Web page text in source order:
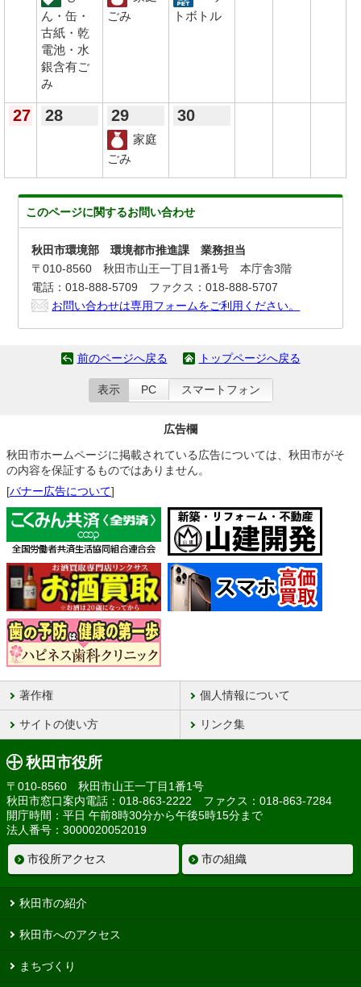
ん・缶・
古紙・乾
電池・水
銀含有ご
み
ごみ
トボトル
27 28 29
家庭
ごみ
30
このページに関するお問い合わせ
秋田市環境部 環境都市推進課 業務担当
〒010-8560 秋田市山王一丁目1番1号 本庁舎3階
電話：018-888-5709 ファクス：018-888-5707
お問い合わせは専用フォームをご利用ください。
前のページへ戻る トップページへ戻る
表示 PC スマートフォン
広告欄
秋田市ホームページに掲載されている広告については、秋田市がそ
の内容を保証するものではありません。
[バナー広告について]
著作権 個人情報について
サイトの使い方 リンク集
秋田市役所
〒010-8560 秋田市山王一丁目1番1号
秋田市窓口案内電話：018-863-2222 ファクス：018-863-7284
開庁時間：平日 午前8時30分から午後5時15分まで
法人番号：3000020052019
市役所アクセス 市の組織
秋田市の紹介
秋田市へのアクセス
まちづくり